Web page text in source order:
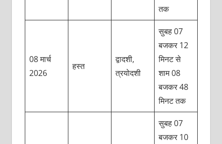
तक
08 मार्च
2026
हस्त
द्वादशी,
त्रयोदशी
सुबह 07
बजकर 12
मिनट से
शाम 08
बजकर 48
मिनट तक
सुबह 07
बजकर 10